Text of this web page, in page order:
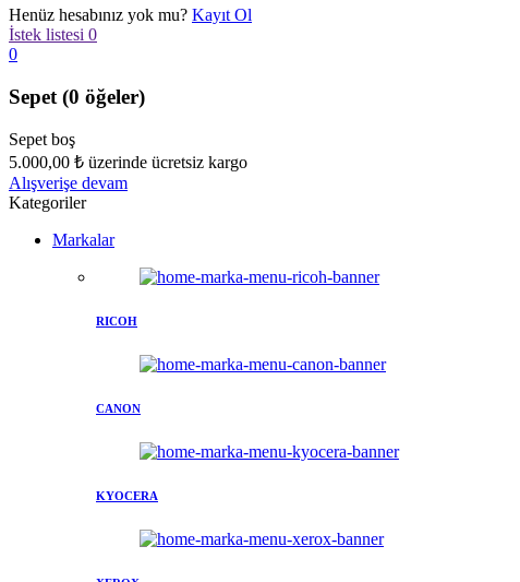
Henüz hesabınız yok mu? Kayıt Ol
İstek listesi 0
0
Sepet (0 öğeler)
Sepet boş
5.000,00 ₺ üzerinde ücretsiz kargo
Alışverişe devam
Kategoriler
Markalar
RICOH
CANON
KYOCERA